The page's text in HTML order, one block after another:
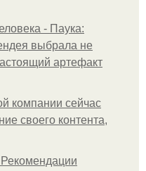
- Паука:
выбрала не
артефакт
компании сейчас
своего контента,
Рекомендации